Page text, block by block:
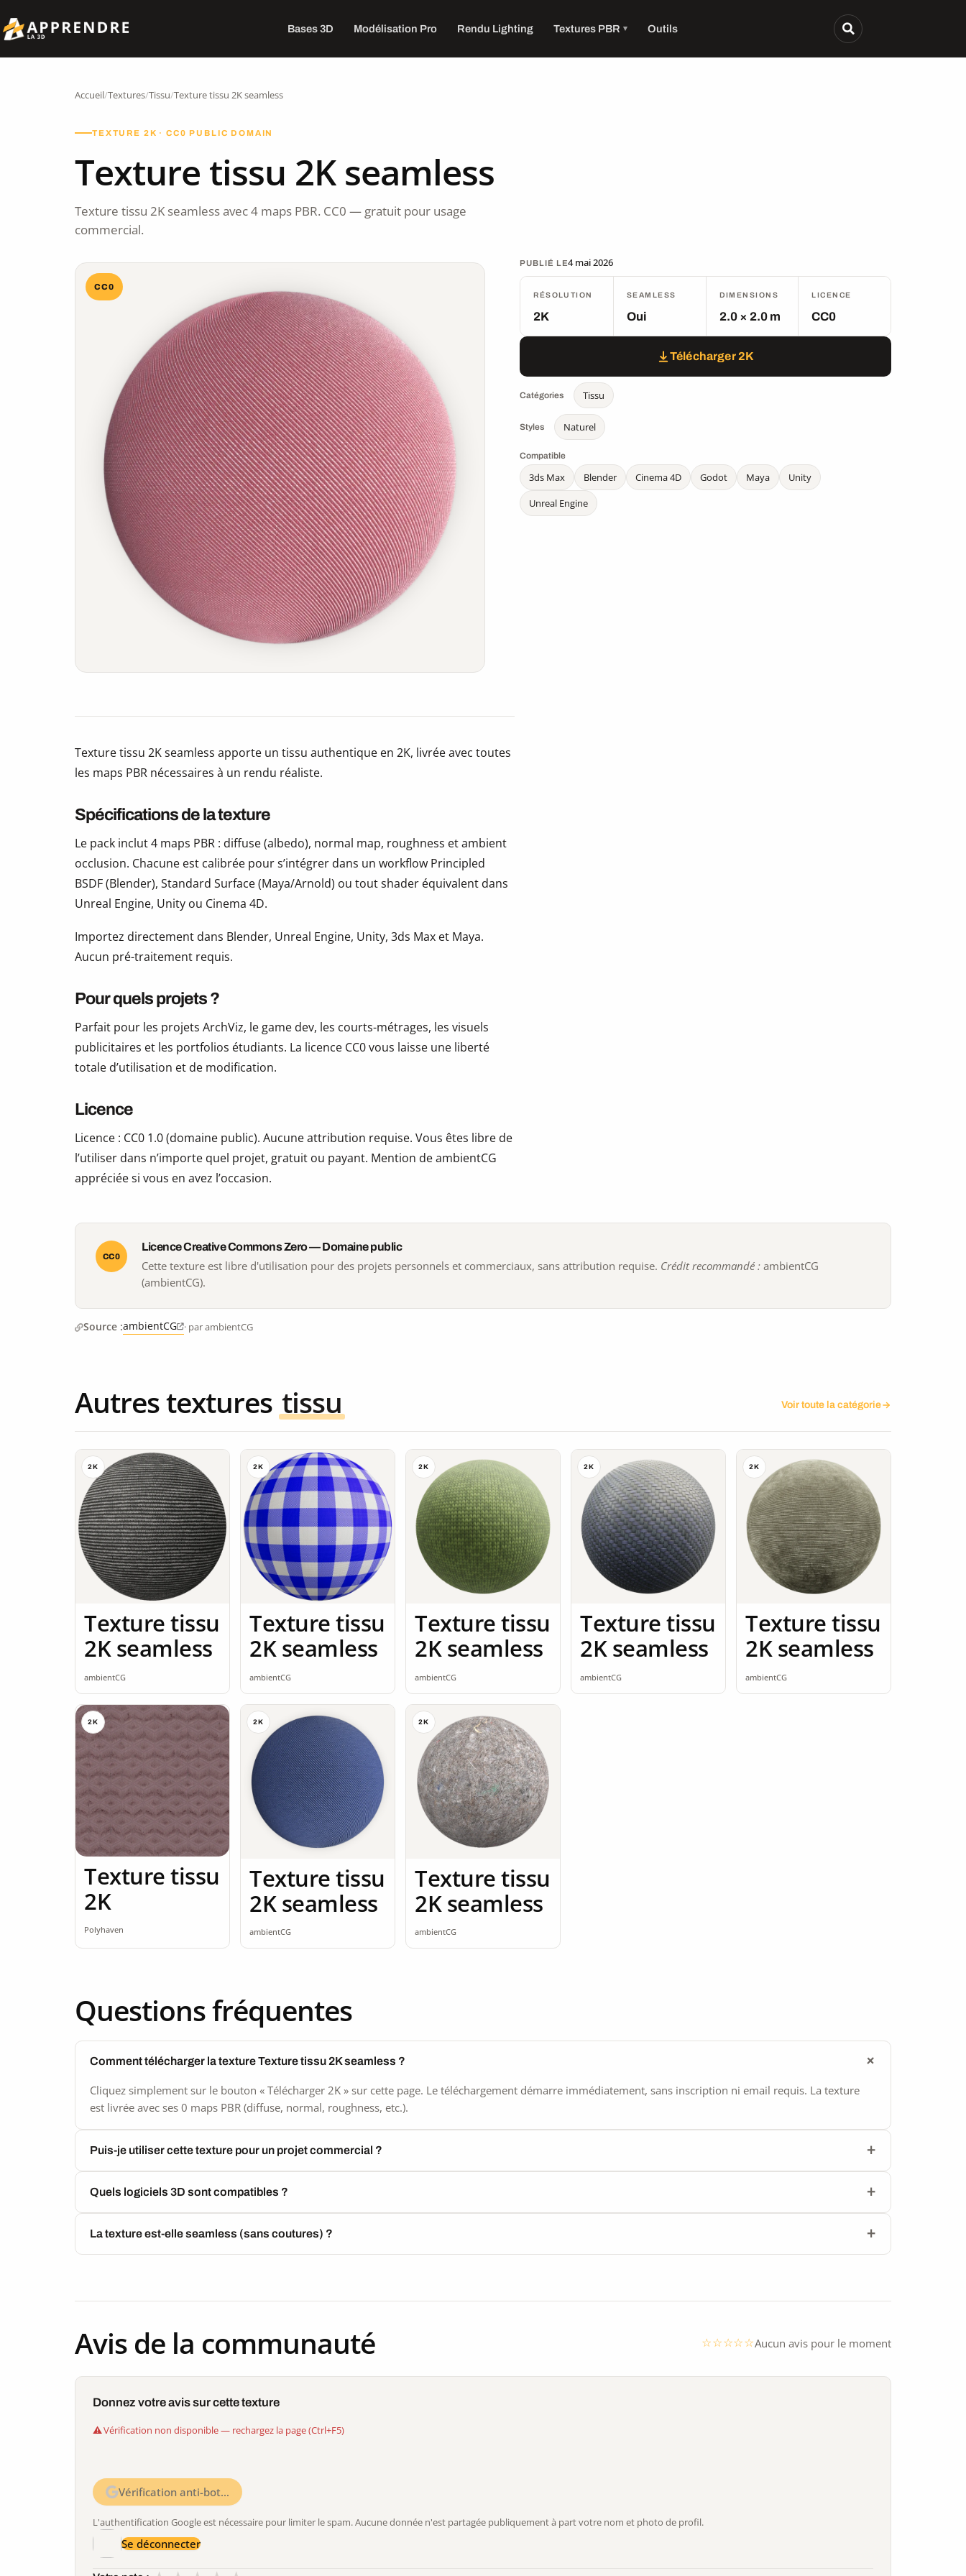
Bases 3D Modélisation Pro Rendu Lighting Textures PBR Outils
Accueil/Textures/Tissu/Texture tissu 2K seamless
TEXTURE 2K · CC0 PUBLIC DOMAIN
Texture tissu 2K seamless
Texture tissu 2K seamless avec 4 maps PBR. CC0 — gratuit pour usage
commercial.
CC0
PUBLIÉ LE4 mai 2026
RÉSOLUTION
2K
SEAMLESS
Oui
DIMENSIONS
2.0 × 2.0 m
LICENCE
CC0
Télécharger 2K
Catégories Tissu
Styles Naturel
Compatible
3ds Max Blender Cinema 4D Godot Maya
Unity
Unreal Engine
Texture tissu 2K seamless apporte un tissu authentique en 2K, livrée avec toutes
les maps PBR nécessaires à un rendu réaliste.
Spécifications de la texture
Le pack inclut 4 maps PBR : diffuse (albedo), normal map, roughness et ambient
occlusion. Chacune est calibrée pour s’intégrer dans un workflow Principled
BSDF (Blender), Standard Surface (Maya/Arnold) ou tout shader équivalent dans
Unreal Engine, Unity ou Cinema 4D.
Importez directement dans Blender, Unreal Engine, Unity, 3ds Max et Maya.
Aucun pré-traitement requis.
Pour quels projets ?
Parfait pour les projets ArchViz, le game dev, les courts-métrages, les visuels
publicitaires et les portfolios étudiants. La licence CC0 vous laisse une liberté
totale d’utilisation et de modification.
Licence
Licence : CC0 1.0 (domaine public). Aucune attribution requise. Vous êtes libre de
l’utiliser dans n’importe quel projet, gratuit ou payant. Mention de ambientCG
appréciée si vous en avez l’occasion.
CC0
Licence Creative Commons Zero — Domaine public
Cette texture est libre d'utilisation pour des projets personnels et commerciaux, sans attribution requise. Crédit recommandé : ambientCG
(ambientCG).
Source :ambientCG · par ambientCG
Autres textures tissu Voir toute la catégorie
2K
Texture tissu
2K seamless
ambientCG
2K
Texture tissu
2K seamless
ambientCG
2K
Texture tissu
2K seamless
ambientCG
2K
Texture tissu
2K seamless
ambientCG
2K
Texture tissu
2K seamless
ambientCG
2K
Texture tissu
2K
Polyhaven
2K
Texture tissu
2K seamless
ambientCG
2K
Texture tissu
2K seamless
ambientCG
Questions fréquentes
Comment télécharger la texture Texture tissu 2K seamless ?
Cliquez simplement sur le bouton « Télécharger 2K » sur cette page. Le téléchargement démarre immédiatement, sans inscription ni email requis. La texture
est livrée avec ses 0 maps PBR (diffuse, normal, roughness, etc.).
Puis-je utiliser cette texture pour un projet commercial ?
Quels logiciels 3D sont compatibles ?
La texture est-elle seamless (sans coutures) ?
Avis de la communauté Aucun avis pour le moment
Donnez votre avis sur cette texture
Vérification non disponible — rechargez la page (Ctrl+F5)
Vérification anti-bot…
L'authentification Google est nécessaire pour limiter le spam. Aucune donnée n'est partagée publiquement à part votre nom et photo de profil.
Se déconnecter